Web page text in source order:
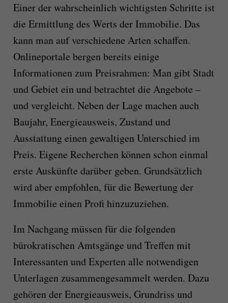
Einer der wahrscheinlich wichtigsten Schritte ist
die Ermittlung des Werts der Immobilie. Das
kann man auf verschiedene Arten schaffen.
Onlineportale bergen bereits einige
Informationen zum Preisrahmen: Man gibt Stadt
und Gebiet ein und betrachtet die Angebote –
und vergleicht. Neben der Lage machen auch
Baujahr, Energieausweis, Zustand und
Ausstattung einen gewaltigen Unterschied im
Preis. Eigene Recherchen können schon einmal
erste Auskünfte darüber geben. Grundsätzlich
wird aber empfohlen, für die Bewertung der
Immobilie einen Profi hinzuzuziehen.
Im Nachgang müssen für die folgenden
bürokratischen Amtsgänge und Treffen mit
Interessanten und Experten alle notwendigen
Unterlagen zusammengesammelt werden. Dazu
gehören der Energieausweis, Grundriss und